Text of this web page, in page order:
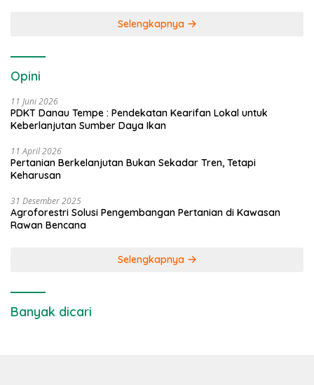
Selengkapnya
Opini
11 Juni 2026
PDKT Danau Tempe : Pendekatan Kearifan Lokal untuk
Keberlanjutan Sumber Daya Ikan
11 April 2026
Pertanian Berkelanjutan Bukan Sekadar Tren, Tetapi
Keharusan
31 Desember 2025
Agroforestri Solusi Pengembangan Pertanian di Kawasan
Rawan Bencana
Selengkapnya
Banyak dicari